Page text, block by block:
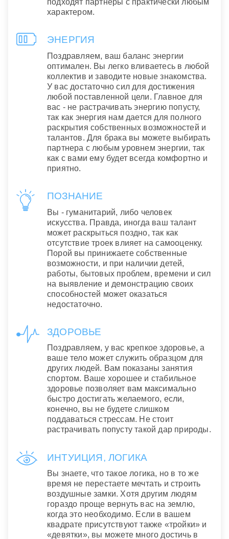
характером.
ЭНЕРГИЯ
Поздравляем, ваш баланс энергии
оптимален. Вы легко вливаетесь в любой
коллектив и заводите новые знакомства.
У вас достаточно сил для достижения
любой поставленной цели. Главное для
вас - не растрачивать энергию попусту,
так как энергия нам дается для полного
раскрытия собственных возможностей и
талантов. Для брака вы можете выбирать
партнера с любым уровнем энергии, так
как с вами ему будет всегда комфортно и
приятно.
ПОЗНАНИЕ
Вы - гуманитарий, либо человек
искусства. Правда, иногда ваш талант
может раскрыться поздно, так как
отсутствие троек влияет на самооценку.
Порой вы принижаете собственные
возможности, и при наличии детей,
работы, бытовых проблем, времени и сил
на выявление и демонстрацию своих
способностей может оказаться
недостаточно.
ЗДОРОВЬЕ
Поздравляем, у вас крепкое здоровье, а
ваше тело может служить образцом для
других людей. Вам показаны занятия
спортом. Ваше хорошее и стабильное
здоровье позволяет вам максимально
быстро достигать желаемого, если,
конечно, вы не будете слишком
поддаваться стрессам. Не стоит
растрачивать попусту такой дар природы.
ИНТУИЦИЯ, ЛОГИКА
Вы знаете, что такое логика, но в то же
время не перестаете мечтать и строить
воздушные замки. Хотя другим людям
гораздо проще вернуть вас на землю,
когда это необходимо. Если в вашем
квадрате присутствуют также «тройки» и
«девятки», вы можете много достичь в